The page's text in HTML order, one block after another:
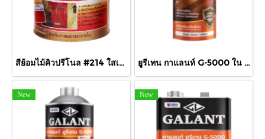
สีย้อมไม้คิวปรีโนล #214 ใสเงา 1/4 กล. ยูรีเทน กาแลนท์ G-5000 ใน 875cc.
New New